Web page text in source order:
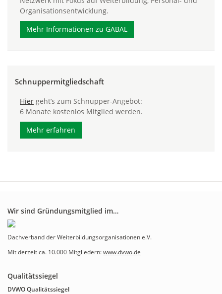
Organisationsentwicklung.
Mehr Informationen zu GABAL
Schnuppermitgliedschaft
Hier geht’s zum Schnupper-Angebot:
6 Monate kostenlos Mitglied werden.
Mehr erfahren
Wir sind Gründungsmitglied im…
Dachverband der Weiterbildungsorganisationen e.V.
Mit derzeit ca. 10.000 Mitgliedern:www.dvwo.de
Qualitätssiegel
DVWO Qualitätssiegel